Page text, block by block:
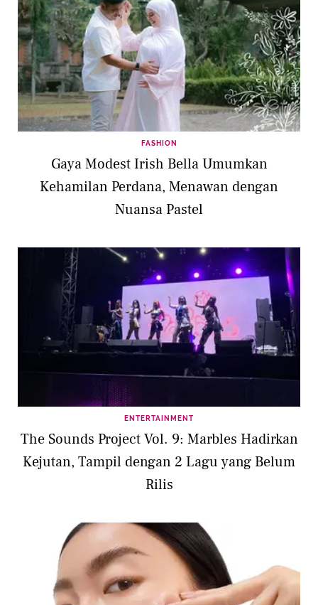
FASHION
Gaya Modest Irish Bella Umumkan
Kehamilan Perdana, Menawan dengan
Nuansa Pastel
ENTERTAINMENT
The Sounds Project Vol. 9: Marbles Hadirkan
Kejutan, Tampil dengan 2 Lagu yang Belum
Rilis